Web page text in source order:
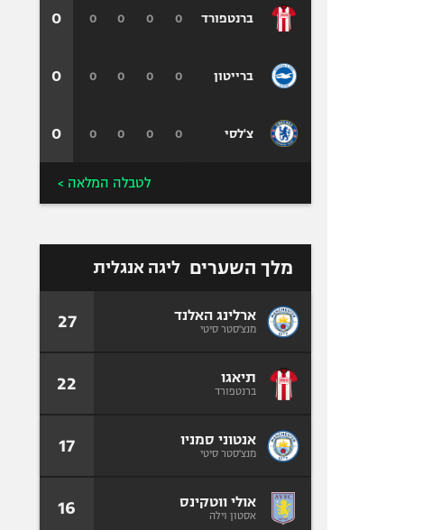
ברנטפורד
ברייטון
צ'לסי
0
0
0
0
0
0
0
0
0
0
0
0
0
0
0
לטבלה המלאה >
מלך השערים ליגה אנגלית
ארלינג האלנד
מנצ'סטר סיטי 27
תיאגו
ברנטפורד 22
אנטוני סמניו
מנצ'סטר סיטי 17
אולי ווטקינס
אסטון וילה 16